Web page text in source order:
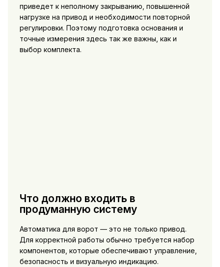
приведет к неполному закрыванию, повышенной
нагрузке на привод и необходимости повторной
регулировки. Поэтому подготовка основания и
точные измерения здесь так же важны, как и
выбор комплекта.
Что должно входить в
продуманную систему
Автоматика для ворот — это не только привод.
Для корректной работы обычно требуется набор
компонентов, которые обеспечивают управление,
безопасность и визуальную индикацию.